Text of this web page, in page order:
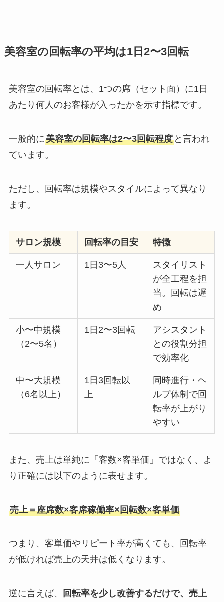
美容室の回転率の平均は1日2〜3回転
美容室の回転率とは、1つの席（セット面）に1日
あたり何人のお客様が入ったかを示す指標です。
一般的に美容室の回転率は2〜3回転程度と言われ
ています。
ただし、回転率は規模やスタイルによって異なり
ます。
サロン規模 回転率の目安 特徴
一人サロン 1日3〜5人
スタイリスト
が全工程を担
当。回転は遅
め
小〜中規模
（2〜5名）
1日2〜3回転
アシスタント
との役割分担
で効率化
中〜大規模
（6名以上）
1日3回転以
上
同時進行・ヘ
ルプ体制で回
転率が上がり
やすい
また、売上は単純に「客数×客単価」ではなく、よ
り正確には以下のように表せます。
売上＝座席数×客席稼働率×回転数×客単価
つまり、客単価やリピート率が高くても、回転率
が低ければ売上の天井は低くなります。
逆に言えば、
回転率を少し改善するだけで、売上